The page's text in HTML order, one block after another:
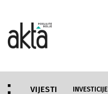
VIJESTI INVESTICIJE